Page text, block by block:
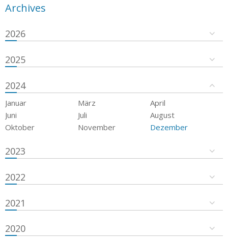
Archives
2026
2025
2024
Januar März
April
Juni
Juli
August
Oktober
November Dezember
2023
2022
2021
2020